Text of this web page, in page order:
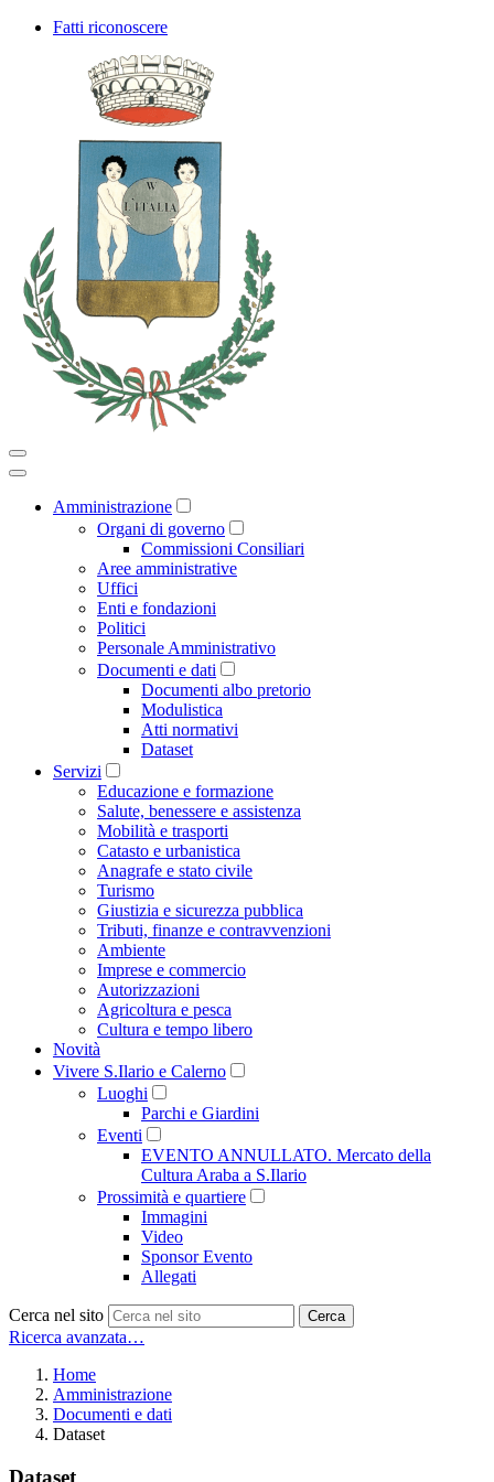
Fatti riconoscere
Amministrazione
Organi di governo
Commissioni Consiliari
Aree amministrative
Uffici
Enti e fondazioni
Politici
Personale Amministrativo
Documenti e dati
Documenti albo pretorio
Modulistica
Atti normativi
Dataset
Servizi
Educazione e formazione
Salute, benessere e assistenza
Mobilità e trasporti
Catasto e urbanistica
Anagrafe e stato civile
Turismo
Giustizia e sicurezza pubblica
Tributi, finanze e contravvenzioni
Ambiente
Imprese e commercio
Autorizzazioni
Agricoltura e pesca
Cultura e tempo libero
Novità
Vivere S.Ilario e Calerno
Luoghi
Parchi e Giardini
Eventi
EVENTO ANNULLATO. Mercato della
Cultura Araba a S.Ilario
Prossimità e quartiere
Immagini
Video
Sponsor Evento
Allegati
Cerca nel sito Cerca
Ricerca avanzata…
Home
Amministrazione
Documenti e dati
Dataset
Dataset